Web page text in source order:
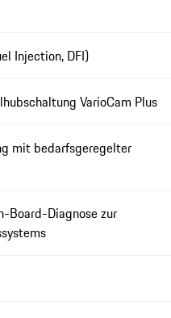
Injection, DFI)
VarioCam Plus
mit bedarfsgeregelter
Board-Diagnose zur